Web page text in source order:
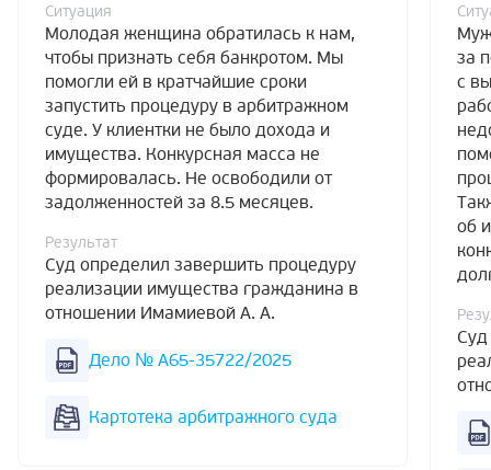
Ситуация
Молодая женщина обратилась к нам,
чтобы признать себя банкротом. Мы
помогли ей в кратчайшие сроки
запустить процедуру в арбитражном
суде. У клиентки не было дохода и
имущества. Конкурсная масса не
формировалась. Не освободили от
задолженностей за 8.5 месяцев.
Результат
Суд определил завершить процедуру
реализации имущества гражданина в
отношении Имамиевой А. А.
Дело № А65-35722/2025
Картотека арбитражного суда
за
с
об